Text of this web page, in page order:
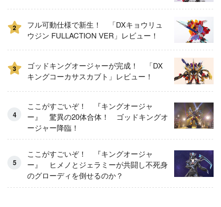
2
フル可動仕様で新生！ 「DXキョウリュ
ウジン FULLACTION VER」レビュー！
3
ゴッドキングオージャーが完成！ 「DX
キングコーカサスカブト」レビュー！
ここがすごいぞ！ 『キングオージャ
ー』 驚異の20体合体！ ゴッドキングオ
ージャー降臨！
ここがすごいぞ！ 『キングオージャ
ー』 ヒメノとジェラミーが共闘し不死身
のグローディを倒せるのか？